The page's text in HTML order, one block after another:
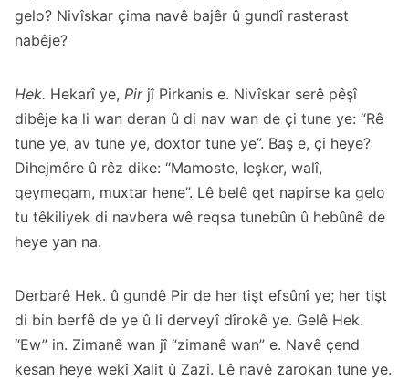
gelo? Nivîskar çima navê bajêr û gundî rasterast
nabêje?
Hek. Hekarî ye, Pirjî Pirkanis e. Nivîskar serê pêşî
dibêje ka li wan deran û di nav wan de çi tune ye: “Rê
tune ye, av tune ye, doxtor tune ye”. Baş e, çi heye?
Dihejmêre û rêz dike: “Mamoste, leşker, walî,
qeymeqam, muxtar hene”. Lê belê qet napirse ka gelo
tu têkiliyek di navbera wê reqsa tunebûn û hebûnê de
heye yan na.
Derbarê Hek. û gundê Pir de her tişt efsûnî ye; her tişt
di bin berfê de ye û li derveyî dîrokê ye. Gelê Hek.
“Ew” in. Zimanê wan jî “zimanê wan” e. Navê çend
kesan heye wekî Xalit û Zazî. Lê navê zarokan tune ye.